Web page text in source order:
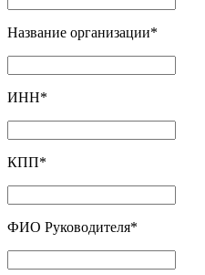
Название организации*
ИНН*
КПП*
ФИО Руководителя*